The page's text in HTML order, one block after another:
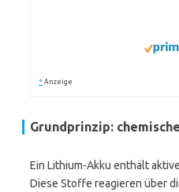
* Anzeige
Grundprinzip:
Ein Lithium-Akku enthält
Diese Stoffe reagieren über